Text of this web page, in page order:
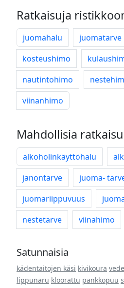
Ratkaisuja
juomahalu juomatarve
kosteushimo
nautintohimo
viinanhimo
Mahdollisia
alkoholinkäyttöhalu
janontarve
juoma-
juomariippuvuus
nestetarve
viinahimo
Satunnaisia
kädentaitojen käsi kivikoura
lippunaru kloorattu pankkopuu